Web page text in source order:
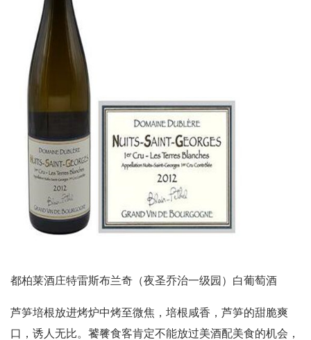
都柏莱酒庄特雷斯布兰奇（夜圣乔治一级园）白葡萄酒
芦笋培根放进烤炉中烤至微焦，培根咸香，芦笋的甜脆爽
口，诱人无比。饕餮食客肯定不能放过美酒配美食的机会，